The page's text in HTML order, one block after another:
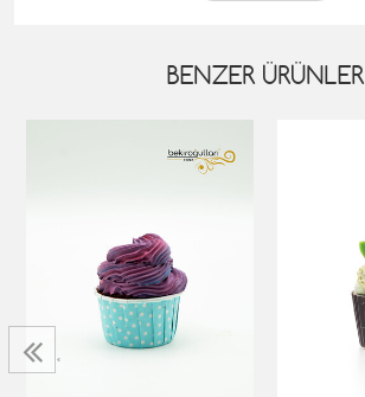
BENZER ÜRÜNLER
‹